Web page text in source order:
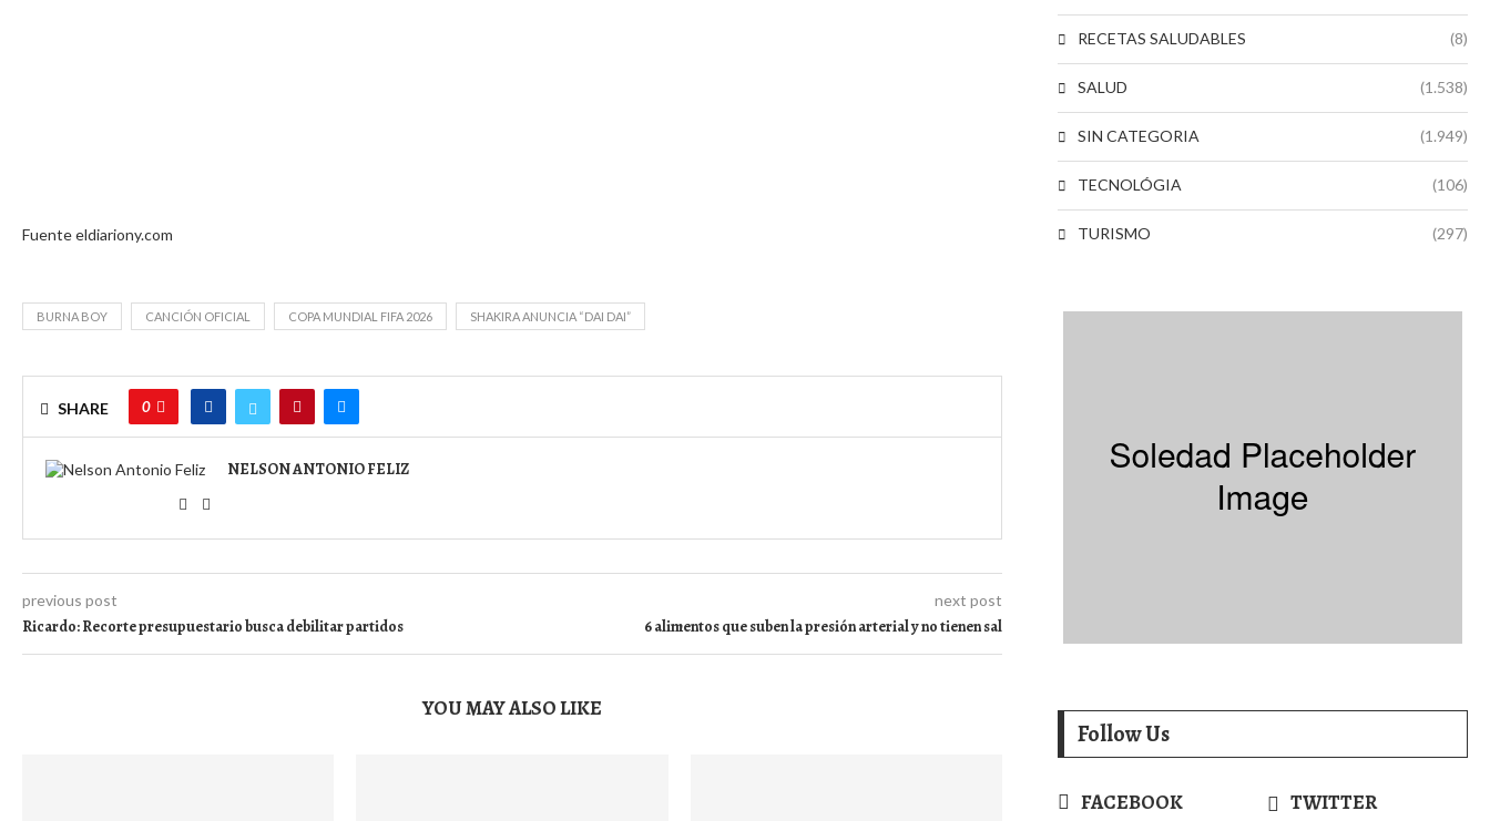
Fuente eldiariony.com
BURNA BOY CANCIÓN OFICIAL COPA MUNDIAL FIFA 2026 SHAKIRA ANUNCIA “DAI DAI”
SHARE 0
NELSON ANTONIO FELIZ
previous post
Ricardo: Recorte presupuestario busca debilitar partidos
next post
6 alimentos que suben la presión arterial y no tienen sal
YOU MAY ALSO LIKE
RECETAS SALUDABLES (8)
SALUD (1.538)
SIN CATEGORIA (1.949)
TECNOLÓGIA (106)
TURISMO (297)
Follow Us
FACEBOOK
TWITTER